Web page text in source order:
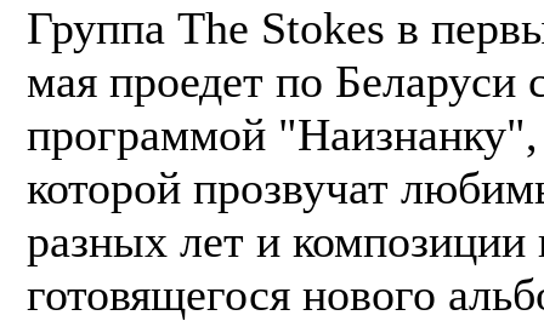
Группа The Stokes в
мая проедет по Беларуси
программой
которой прозвучат
разных лет и композиции
готовящегося нового